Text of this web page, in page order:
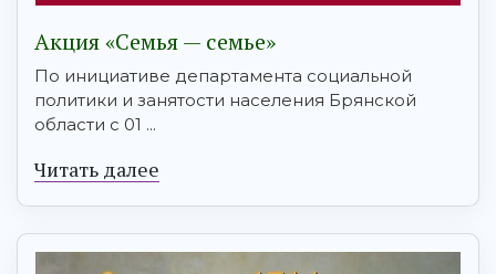
Акция «Семья — семье»
По инициативе департамента социальной
политики и занятости населения Брянской
области с 01 ...
Читать далее